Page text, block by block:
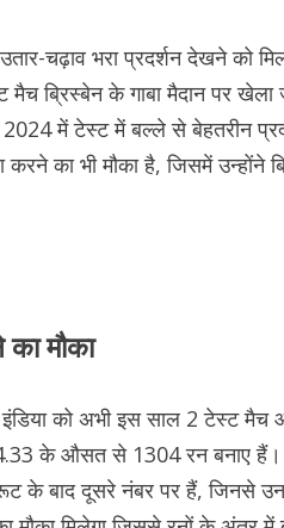
चढ़ाव भरा प्रदर्शन देखने को
ब्रिस्बेन के गाबा मैदान पर
में टेस्ट में बल्ले से बेहतरीन
करने का भी मौका है, जिसमें
मौका
इंडिया को अभी इस साल 2
के औसत से 1304 रन बनाए
के बाद दूसरे नंबर पर हैं, जिनसे